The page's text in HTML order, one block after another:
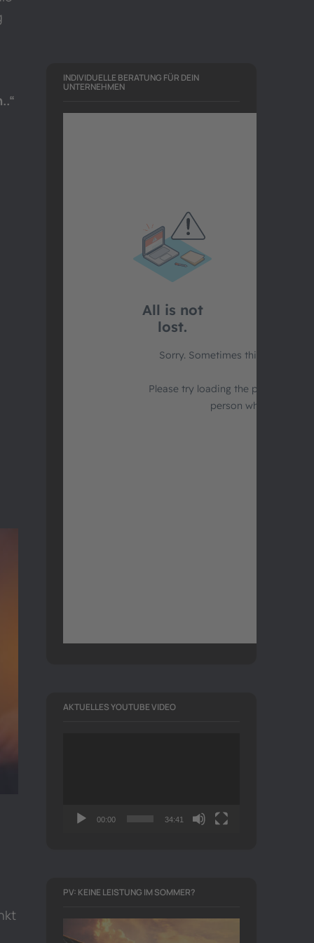
INDIVIDUELLE BERATUNG FÜR DEIN
UNTERNEHMEN
AKTUELLES YOUTUBE VIDEO
00:00 34:41
PV: KEINE LEISTUNG IM SOMMER?